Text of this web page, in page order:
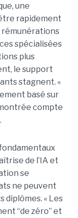
une
rapidement
rémunérations
spécialisées
plus
le support
stagnent. «
basé sur
compte
de l’IA et
se
ne peuvent
diplômes. « Les
“de zéro” et